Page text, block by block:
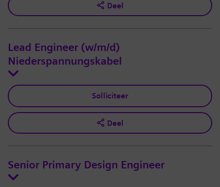
Deel
Lead Engineer (w/m/d)
Niederspannungskabel
Solliciteer
Deel
Senior Primary Design Engineer